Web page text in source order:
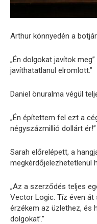
Arthur könnyedén a
„Én dolgokat javítok
javíthatatlanul elromlott.”
Daniel önuralma végül
„Én építettem fel ezt a
négyszázmillió dollárt ér!”
Sarah előrelépett, a
megkérdőjelezhetetlenül
„Az a szerződés teljes
Vector Logic. Tíz éven
érzékem az üzlethez, és
dolgokat’.”